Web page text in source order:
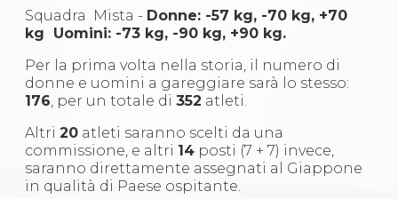
Squadra Mista - Donne: -57 kg, -70 kg, +70
kg Uomini: -73 kg, -90 kg, +90 kg.
Per la prima volta nella storia, il numero di
donne e uomini a gareggiare sarà lo stesso:
176, per un totale di352 atleti.
Altri20 atleti saranno scelti da una
commissione, e altri 14 posti (7 + 7) invece,
saranno direttamente assegnati al Giappone
in qualità di Paese ospitante.